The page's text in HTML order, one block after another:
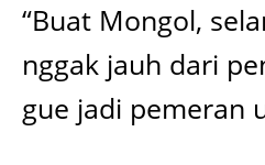
“Buat Mongol,
nggak jauh dari
gue jadi pemeran